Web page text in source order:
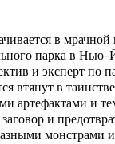
в мрачной
парка в Нью-
и эксперт по
втянут в
артефактами и
и
монстрами